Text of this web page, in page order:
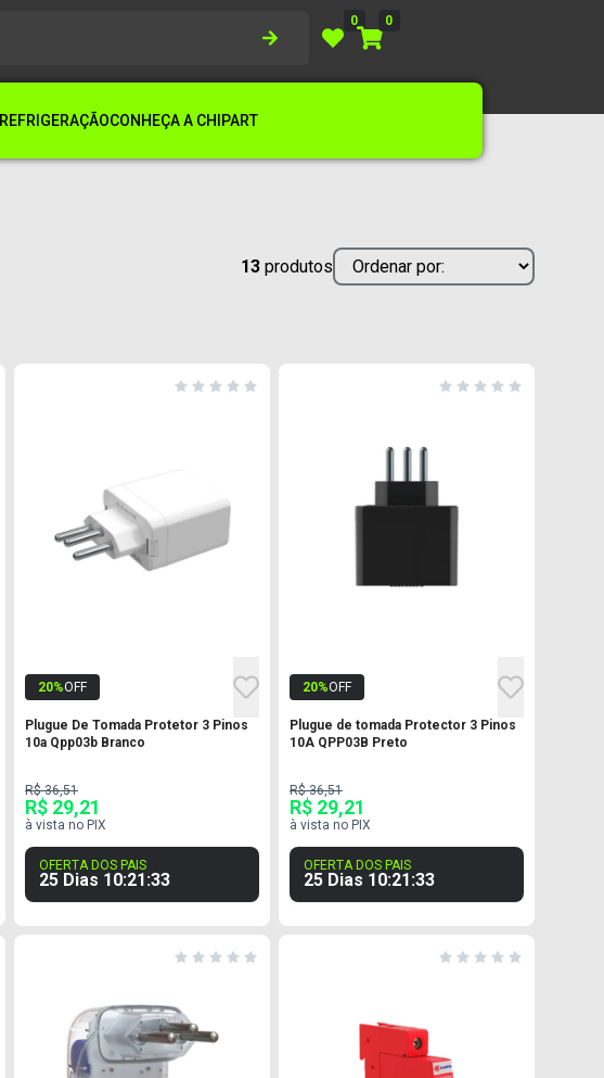
0 0
REFRIGERAÇÃOCONHEÇA A CHIPART
13 produtos
20%OFF
Plugue De Tomada Protetor 3 Pinos
10a Qpp03b Branco
R$ 36,51
R$ 29,21
à vista no PIX
OFERTA DOS PAIS
25 Dias 10:21 :32
20%OFF
Plugue de tomada Protector 3 Pinos
10A QPP03B Preto
R$ 36,51
R$ 29,21
à vista no PIX
OFERTA DOS PAIS
25 Dias 10:21 :32